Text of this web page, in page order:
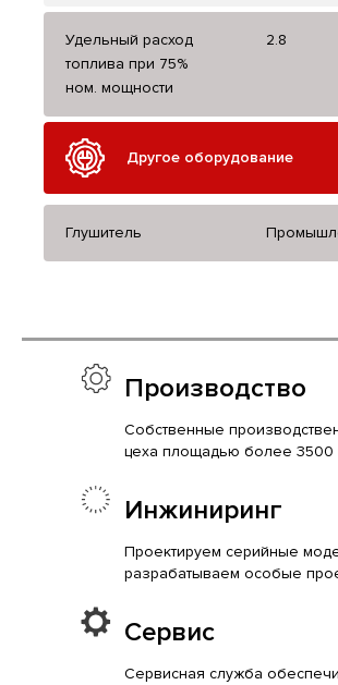
Удельный расход
топлива при 75%
ном. мощности
2.8
Другое оборудование
Глушитель
Производство
Собственные
цеха площадью более 3500
Инжиниринг
Проектируем серийные
разрабатываем особые
Сервис
Сервисная служба